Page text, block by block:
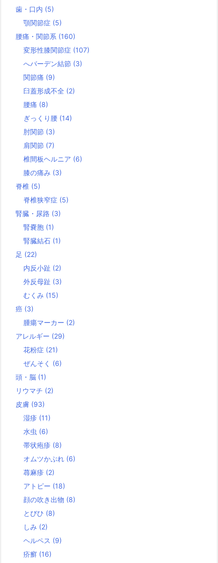
歯・口内 (5)
顎関節症 (5)
腰痛・関節系 (160)
変形性膝関節症 (107)
へバーデン結節 (3)
関節痛 (9)
臼蓋形成不全 (2)
腰痛 (8)
ぎっくり腰 (14)
肘関節 (3)
肩関節 (7)
椎間板ヘルニア (6)
膝の痛み (3)
脊椎 (5)
脊椎狭窄症 (5)
腎臓・尿路 (3)
腎嚢胞 (1)
腎臓結石 (1)
足 (22)
内反小趾 (2)
外反母趾 (3)
むくみ (15)
癌 (3)
腫瘍マーカー (2)
アレルギー (29)
花粉症 (21)
ぜんそく (6)
頭・脳 (1)
リウマチ (2)
皮膚 (93)
湿疹 (11)
水虫 (6)
帯状疱疹 (8)
オムツかぶれ (6)
蕁麻疹 (2)
アトピー (18)
顔の吹き出物 (8)
とびひ (8)
しみ (2)
ヘルペス (9)
疥癬 (16)